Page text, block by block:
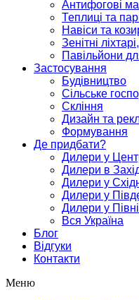
Антифогові
Теплиці та
Навіси та
Зенітні
Павільйони
Застосування
Будівництво
Сільське
Скління
Дизайн та
Формування
Де придбати?
Дилери у
Дилери в
Дилери у
Дилери у
Дилери у
Вся Україна
Блог
Відгуки
Контакти
Меню